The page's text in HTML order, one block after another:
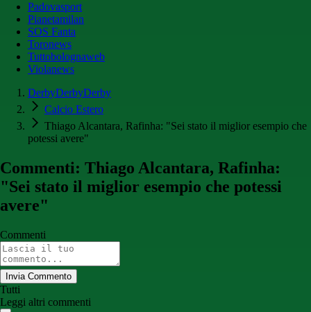
Padovasport
Pianetamilan
SOS Fanta
Toronews
Tuttobolognaweb
Violanews
DerbyDerbyDerby
Calcio Estero
Thiago Alcantara, Rafinha: "Sei stato il miglior esempio che
potessi avere"
Commenti: Thiago Alcantara, Rafinha:
"Sei stato il miglior esempio che potessi
avere"
Commenti
Invia Commento
Tutti
Leggi altri commenti